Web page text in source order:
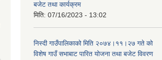
बजेट तथा कार्यक्रम
मिति: 07/16/2023 - 13:02
निस्दी गाउँपालिकाको मिति २०७४।११।२७ गते को
विशेष गाउँ सभाबाट पारित योजना तथा बजेट विवरण